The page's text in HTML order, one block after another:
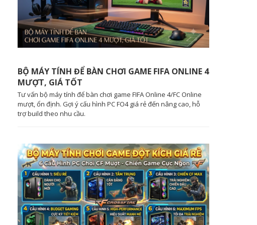
BỘ MÁY TÍNH ĐỂ BÀN CHƠI GAME FIFA ONLINE 4
MƯỢT, GIÁ TỐT
Tư vấn bộ máy tính để bàn chơi game FIFA Online 4/FC Online
mượt, ổn định. Gợi ý cấu hình PC FO4 giá rẻ đến nâng cao, hỗ
trợ build theo nhu cầu.